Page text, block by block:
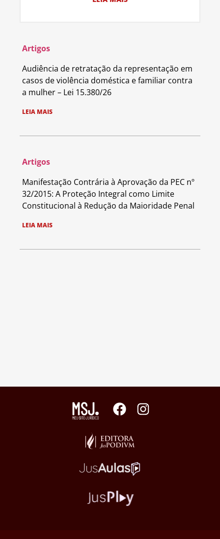
Artigos
Audiência de retratação da representação em
casos de violência doméstica e familiar contra
a mulher – Lei 15.380/26
LEIA MAIS
Artigos
Manifestação Contrária à Aprovação da PEC nº
32/2015: A Proteção Integral como Limite
Constitucional à Redução da Maioridade Penal
LEIA MAIS